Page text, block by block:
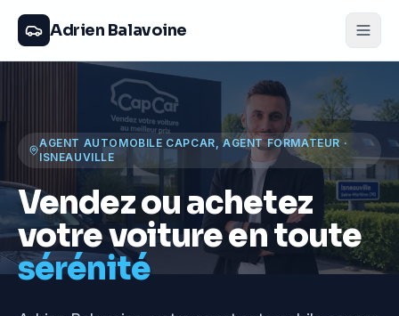
Adrien Balavoine
AGENT AUTOMOBILE CAPCAR, AGENT FORMATEUR ·
ISNEAUVILLE
Vendez ou achetez
votre voiture en toute
sérénité